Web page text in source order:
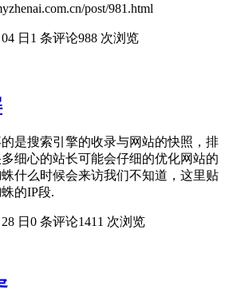
post/981.html
日 1 条评论988 次浏览
是搜索引擎的收录与网站的快照，排
细心的站长可能会仔细的优化网站的
什么时候会来访我们不知道，这里贴
的IP段.
日 0 条评论1411 次浏览